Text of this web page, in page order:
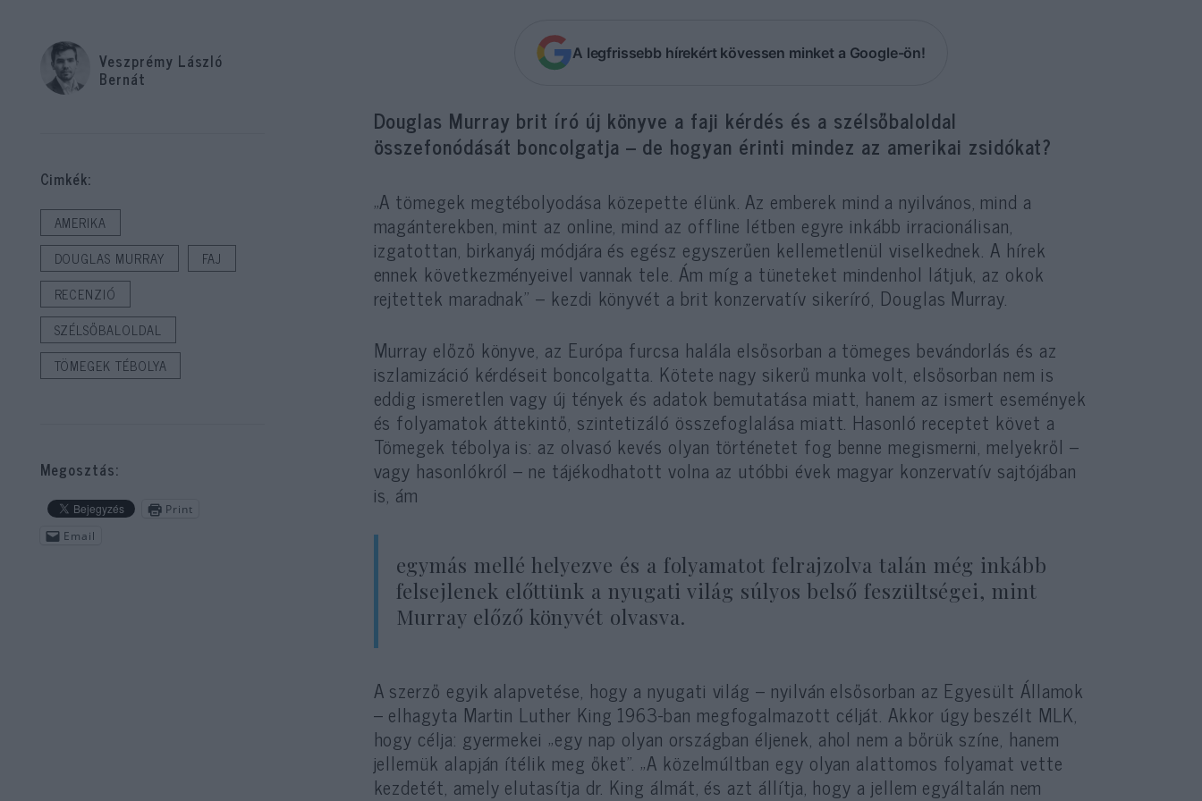
A legfrissebb hírekért kövessen minket a Google-ön!
Douglas Murray brit író új könyve a faji kérdés és a szélsőbaloldal
összefonódását boncolgatja – de hogyan érinti mindez az amerikai zsidókat?
„A tömegek megtébolyodása közepette élünk. Az emberek mind a nyilvános, mind a
magánterekben, mint az online, mind az offline létben egyre inkább irracionálisan,
izgatottan, birkanyáj módjára és egész egyszerűen kellemetlenül viselkednek. A hírek
ennek következményeivel vannak tele. Ám míg a tüneteket mindenhol látjuk, az okok
rejtettek maradnak” – kezdi könyvét a brit konzervatív sikeríró, Douglas Murray.
Murray előző könyve, az Európa furcsa halála elsősorban a tömeges bevándorlás és az
iszlamizáció kérdéseit boncolgatta. Kötete nagy sikerű munka volt, elsősorban nem is
eddig ismeretlen vagy új tények és adatok bemutatása miatt, hanem az ismert események
és folyamatok áttekintő, szintetizáló összefoglalása miatt. Hasonló receptet követ a
Tömegek tébolya is: az olvasó kevés olyan történetet fog benne megismerni, melyekről –
vagy hasonlókról – ne tájékodhatott volna az utóbbi évek magyar konzervatív sajtójában
is, ám
egymás mellé helyezve és a folyamatot felrajzolva talán még inkább
felsejlenek előttünk a nyugati világ súlyos belső feszültségei, mint
Murray előző könyvét olvasva.
A szerző egyik alapvetése, hogy a nyugati világ – nyilván elsősorban az Egyesült Államok
– elhagyta Martin Luther King 1963-ban megfogalmazott célját. Akkor úgy beszélt MLK,
hogy célja: gyermekei „egy nap olyan országban éljenek, ahol nem a bőrük színe, hanem
jellemük alapján ítélik meg őket”. „A közelmúltban egy olyan alattomos folyamat vette
kezdetét, amely elutasítja dr. King álmát, és azt állítja, hogy a jellem egyáltalán nem
Veszprémy László
Bernát
Cimkék:
AMERIKA
DOUGLAS MURRAY
FAJ
RECENZIÓ
SZÉLSŐBALOLDAL
TÖMEGEK TÉBOLYA
Megosztás:
Print
Email